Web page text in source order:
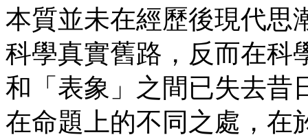
本質並未在經歷後現代思
科學真實舊路，反而在科
和「表象」之間已失去昔
在命題上的不同之處，在